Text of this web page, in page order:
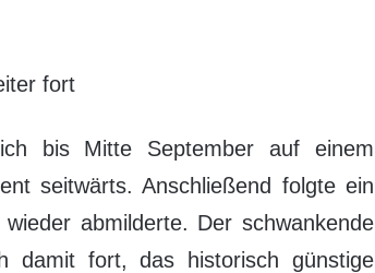
fort
bis Mitte September auf einem
seitwärts. Anschließend folgte ein
abmilderte. Der schwankende
damit fort, das historisch günstige